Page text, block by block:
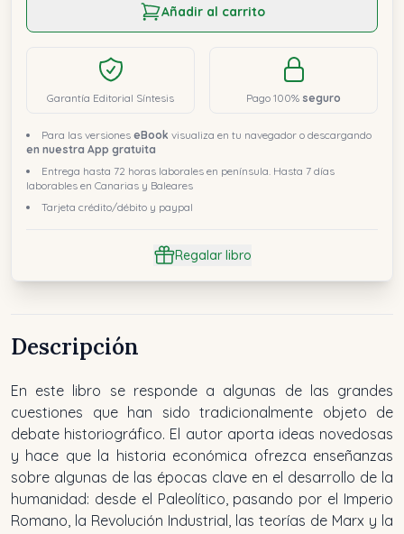
Añadir al carrito
Garantía Editorial Síntesis Pago 100% seguro
Para las versiones eBook visualiza en tu navegador o descargando
en nuestra App gratuita
Entrega hasta 72 horas laborales en península. Hasta 7 días
laborables en Canarias y Baleares
Tarjeta crédito/débito y paypal
Regalar libro
Descripción
En este libro se responde a algunas de las grandes
cuestiones que han sido tradicionalmente objeto de
debate historiográfico. El autor aporta ideas novedosas
y hace que la historia económica ofrezca enseñanzas
sobre algunas de las épocas clave en el desarrollo de la
humanidad: desde el Paleolítico, pasando por el Imperio
Romano, la Revolución Industrial, las teorías de Marx y la